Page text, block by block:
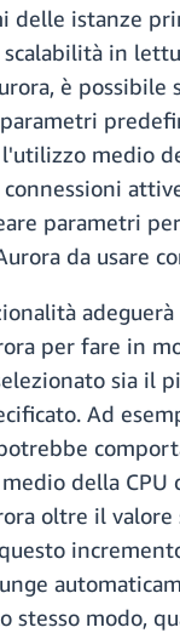
delle istanze
in
è possibile
medio
parametri
da usare
per fare in
sia il
Ad
della CPU
oltre il valore
stesso modo,